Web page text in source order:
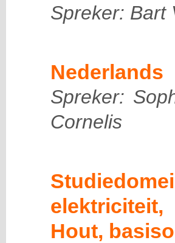
Spreker: Bart
Nederlands
Spreker:
Cornelis
Hout,